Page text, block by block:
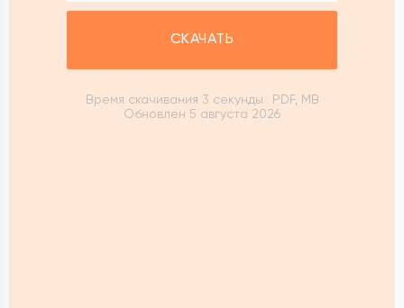
СКАЧАТЬ
Время скачивания 3 секунды
PDF, MB
Обновлен 5 августа 2026